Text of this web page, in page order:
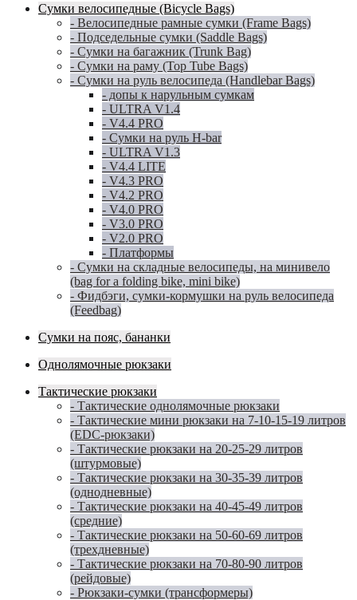
Сумки велосипедные (Bicycle Bags)
- Велосипедные рамные сумки (Frame Bags)
- Подседельные сумки (Saddle Bags)
- Сумки на багажник (Trunk Bag)
- Сумки на раму (Top Tube Bags)
- Сумки на руль велосипеда (Handlebar Bags)
- допы к нарульным сумкам
- ULTRA V1.4
- V4.4 PRO
- Сумки на руль H-bar
- ULTRA V1.3
- V4.4 LITE
- V4.3 PRO
- V4.2 PRO
- V4.0 PRO
- V3.0 PRO
- V2.0 PRO
- Платформы
- Сумки на складные велосипеды, на минивело
(bag for a folding bike, mini bike)
- Фидбэги, сумки-кормушки на руль велосипеда
(Feedbag)
Сумки на пояс, бананки
Однолямочные рюкзаки
Тактические рюкзаки
- Тактические однолямочные рюкзаки
- Тактические мини рюкзаки на 7-10-15-19 литров
(EDC-рюкзаки)
- Тактические рюкзаки на 20-25-29 литров
(штурмовые)
- Тактические рюкзаки на 30-35-39 литров
(однодневные)
- Тактические рюкзаки на 40-45-49 литров
(средние)
- Тактические рюкзаки на 50-60-69 литров
(трехдневные)
- Тактические рюкзаки на 70-80-90 литров
(рейдовые)
- Рюкзаки-сумки (трансформеры)